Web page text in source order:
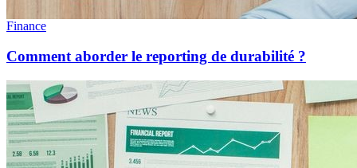
Finance
Comment aborder le reporting de durabilité ?